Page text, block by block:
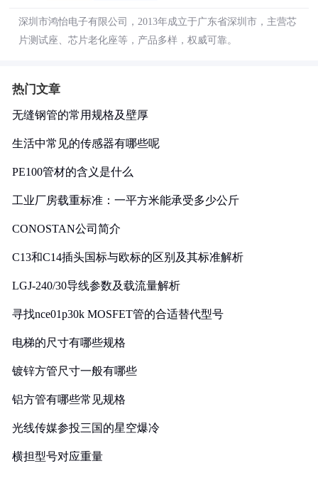
深圳市鸿怡电子有限公司，2013年成立于广东省深圳市，主营芯
片测试座、芯片老化座等，产品多样，权威可靠。
热门文章
无缝钢管的常用规格及壁厚
生活中常见的传感器有哪些呢
PE100管材的含义是什么
工业厂房载重标准：一平方米能承受多少公斤
CONOSTAN公司简介
C13和C14插头国标与欧标的区别及其标准解析
LGJ-240/30导线参数及载流量解析
寻找nce01p30k MOSFET管的合适替代型号
电梯的尺寸有哪些规格
镀锌方管尺寸一般有哪些
铝方管有哪些常见规格
光线传媒参投三国的星空爆冷
横担型号对应重量